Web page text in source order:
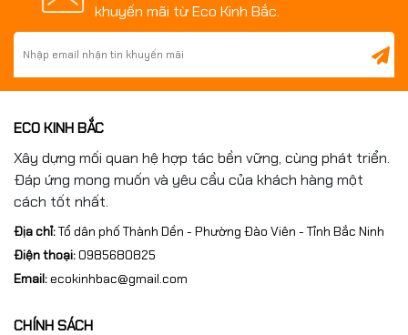
khuyến mãi từ Eco Kinh Bắc.
ECO KINH BẮC
Xây dựng mối quan hệ hợp tác bền vững, cùng phát triển.
Đáp ứng mong muốn và yêu cầu của khách hàng một
cách tốt nhất.
Địa chỉ:Tổ dân phố Thành Dền - Phường Đào Viên - Tỉnh Bắc Ninh
Điện thoại:0985680825
Email:ecokinhbac@gmail.com
CHÍNH SÁCH